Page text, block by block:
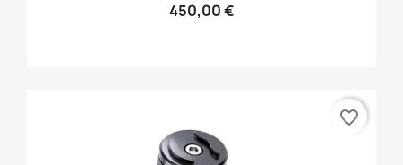
450,00 €
favorite_border